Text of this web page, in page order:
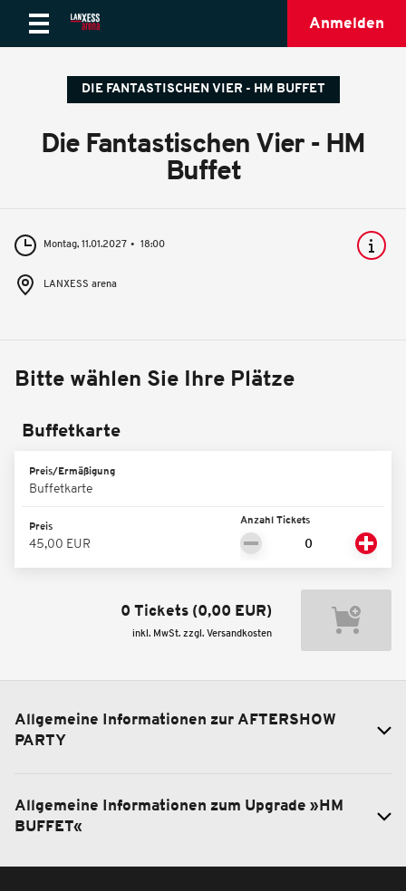
Anmelden
DIE FANTASTISCHEN VIER - HM BUFFET
Die Fantastischen Vier - HM
Buffet
Montag, 11.01.2027 18:00
LANXESS arena
Bitte wählen Sie Ihre Plätze
Buffetkarte
Preis/Ermäßigung
Buffetkarte
Preis
45,00 EUR
Anzahl Tickets
0 Tickets (0,00 EUR)
inkl. MwSt. zzgl. Versandkosten
Allgemeine Informationen zur AFTERSHOW
PARTY
Allgemeine Informationen zum Upgrade »HM
BUFFET«